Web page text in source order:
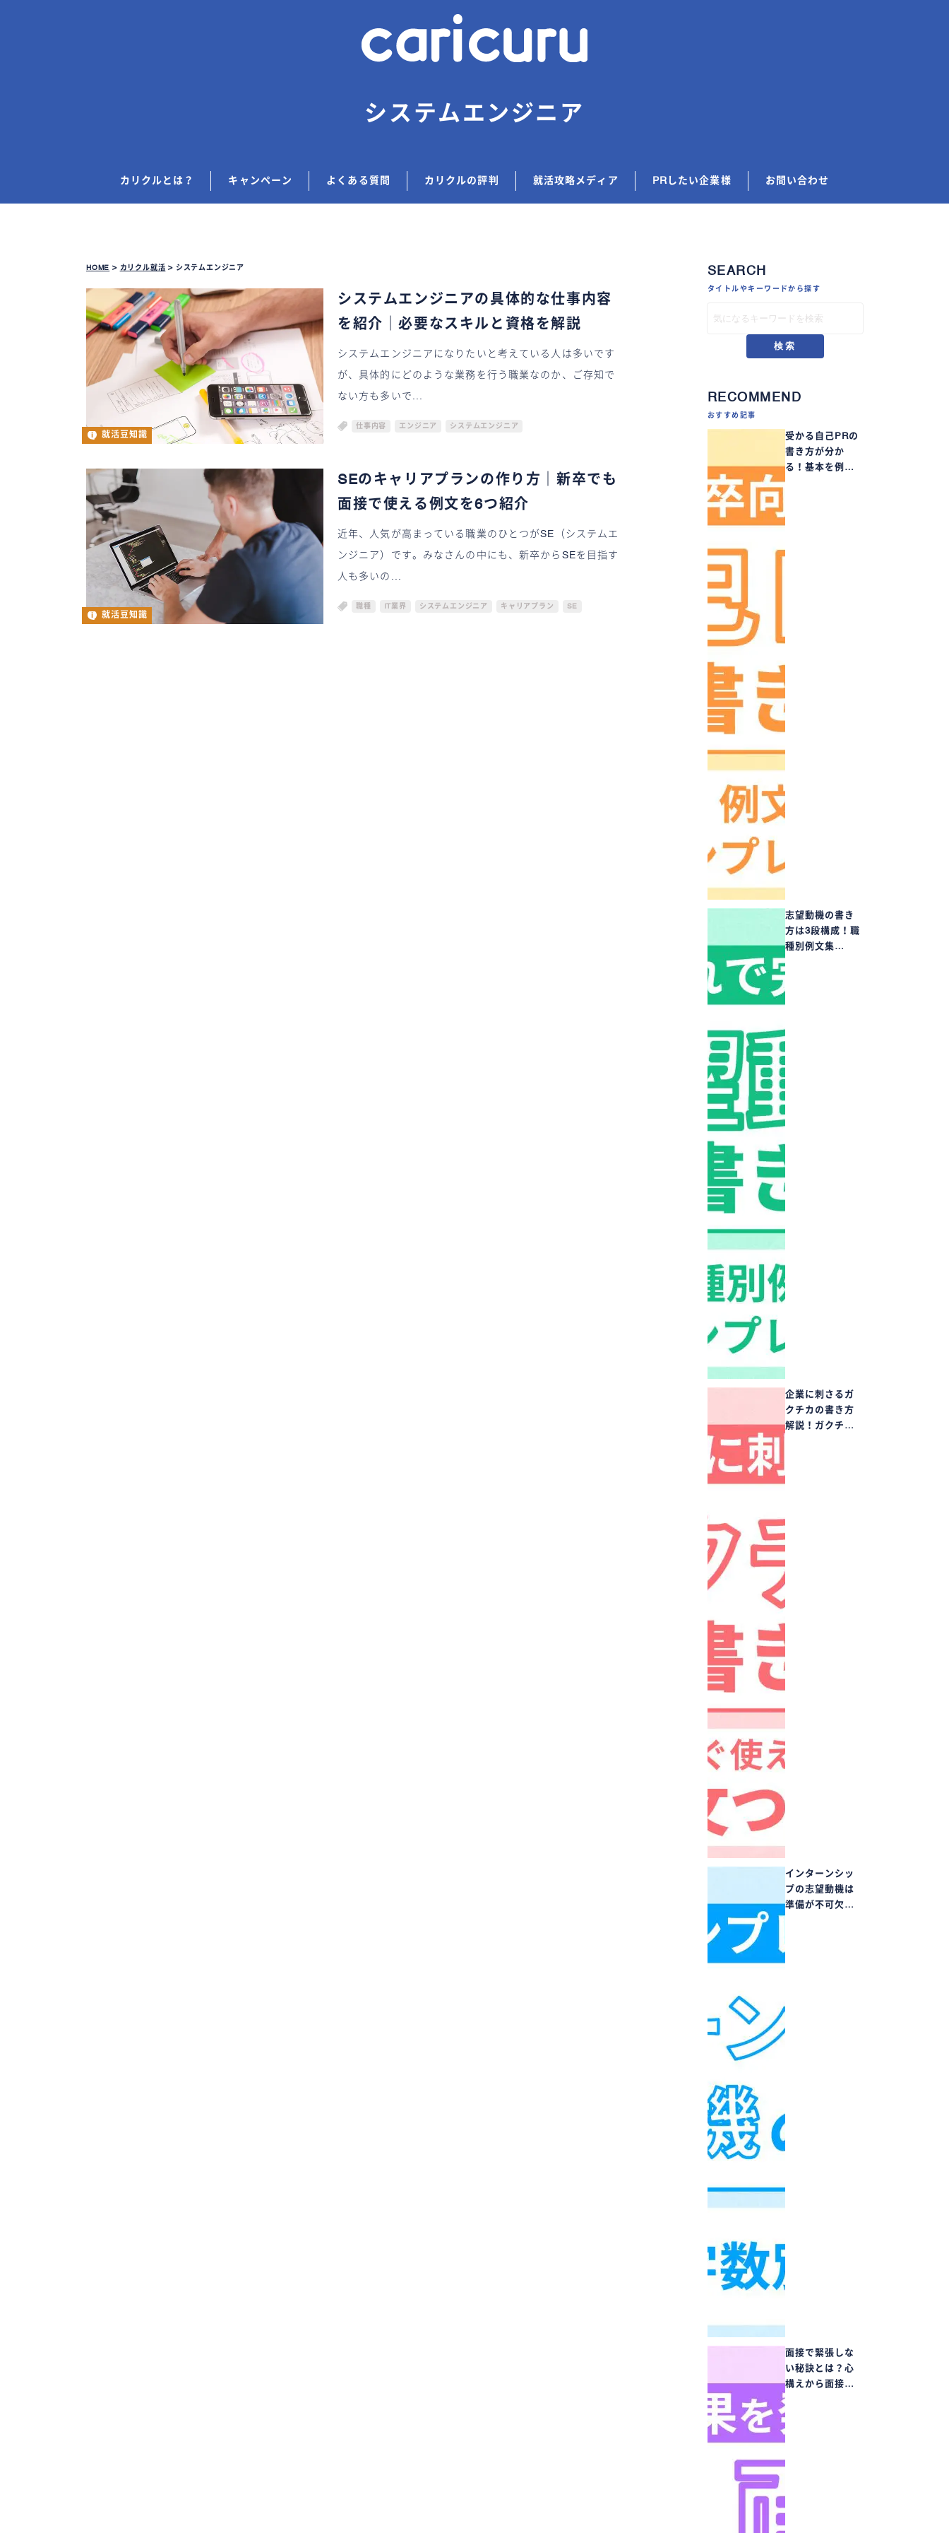
システムエンジニア
カリクルとは？ キャンペーン よくある質問 カリクルの評判 就活攻略メディア PRしたい企業様 お問い合わせ
HOME > カリクル就活 > システムエンジニア
就活豆知識
システムエンジニアの具体的な仕事内容
を紹介｜必要なスキルと資格を解説
システムエンジニアになりたいと考えている人は多いです
が、具体的にどのような業務を行う職業なのか、ご存知で
ない方も多いで...
仕事内容 エンジニア システムエンジニア
就活豆知識
SEのキャリアプランの作り方｜新卒でも
面接で使える例文を6つ紹介
近年、人気が高まっている職業のひとつがSE（システムエ
ンジニア）です。みなさんの中にも、新卒からSEを目指す
人も多いの...
職種 IT業界 システムエンジニア キャリアプラン SE
SEARCH
タイトルやキーワードから探す
検索
RECOMMEND
おすすめ記事
受かる自己PRの
書き方が分か
る！基本を例…
志望動機の書き
方は3段構成！職
種別例文集…
企業に刺さるガ
クチカの書き方
解説！ガクチ…
インターンシッ
プの志望動機は
準備が不可欠…
面接で緊張しな
い秘訣とは？心
構えから面接…